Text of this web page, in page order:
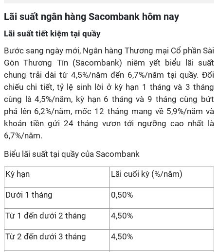
Lãi suất ngân hàng Sacombank hôm nay
Lãi suất tiết kiệm tại quầy
Bước sang ngày mới, Ngân hàng Thương mại Cổ phần Sài
Gòn Thương Tín (Sacombank) niêm yết biểu lãi suất
chung trải dài từ 4,5%/năm đến 6,7%/năm tại quầy. Đối
chiếu chi tiết, tỷ lệ sinh lời ở kỳ hạn 1 tháng và 3 tháng
cùng là 4,5%/năm, kỳ hạn 6 tháng và 9 tháng cùng bứt
phá lên 6,2%/năm, mốc 12 tháng mang về 5,9%/năm và
khoản tiền gửi 24 tháng vươn tới ngưỡng cao nhất là
6,7%/năm.
Biểu lãi suất tại quầy của Sacombank
Kỳ hạn Lãi cuối kỳ (%/năm)
Dưới 1 tháng 0,50%
Từ 1 đến dưới 2 tháng 4,50%
Từ 2 đến dưới 3 tháng 4,50%